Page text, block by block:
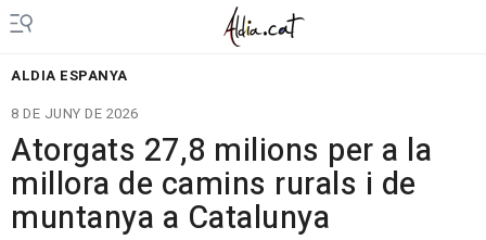
ALDIA ESPANYA
8 DE JUNY DE 2026
Atorgats 27,8 milions per a la
millora de camins rurals i de
muntanya a Catalunya